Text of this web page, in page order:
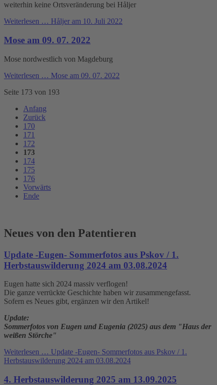
weiterhin keine Ortsveränderung bei Håljer
Weiterlesen … Håljer am 10. Juli 2022
Mose am 09. 07. 2022
Mose nordwestlich von Magdeburg
Weiterlesen … Mose am 09. 07. 2022
Seite 173 von 193
Anfang
Zurück
170
171
172
173
174
175
176
Vorwärts
Ende
Neues von den Patentieren
Update -Eugen- Sommerfotos aus Pskov / 1.
Herbstauswilderung 2024 am 03.08.2024
Eugen hatte sich 2024 massiv verflogen!
Die ganze verrückte Geschichte haben wir zusammengefasst.
Sofern es Neues gibt, ergänzen wir den Artikel!
Update:
Sommerfotos von Eugen und Eugenia (2025) aus dem "Haus der
weißen Störche"
Weiterlesen … Update -Eugen- Sommerfotos aus Pskov / 1.
Herbstauswilderung 2024 am 03.08.2024
4. Herbstauswilderung 2025 am 13.09.2025